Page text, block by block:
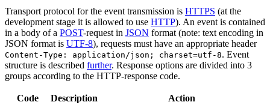
Transport protocol for the event transmission is HTTPS (at the
development stage it is allowed to use HTTP). An event is contained
in a body of a POST-request in JSON format (note: text encoding in
JSON format is UTF-8), requests must have an appropriate header
Content-Type: application/json; charset=utf-8. Event
structure is described further. Response options are divided into 3
groups according to the HTTP-response code.
Code Description Action